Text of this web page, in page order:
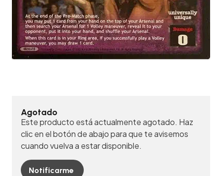
Agotado
Este producto está actualmente agotado. Haz
clic en el botón de abajo para que te avisemos
cuando vuelva a estar disponible.
Notificarme